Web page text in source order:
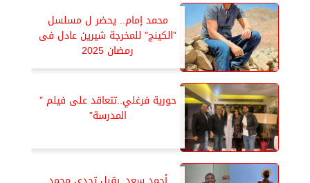
محمد إمام.. يحضر ل مسلسل
”الكينج” للمخرجة شيرين عادل فى
رمضان 2025
حورية فرغلي..تتعاقد على فيلم ”
المدرسة”